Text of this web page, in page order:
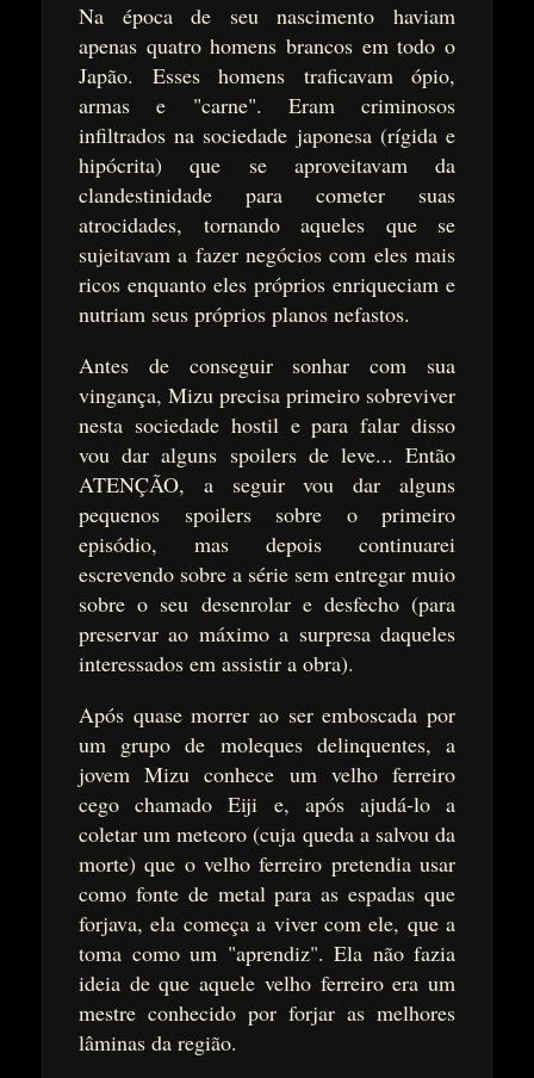
Na época de seu nascimento haviam
apenas quatro homens brancos em todo o
Japão. Esses homens traficavam ópio,
armas e "carne". Eram criminosos
infiltrados na sociedade japonesa (rígida e
hipócrita) que se aproveitavam da
clandestinidade para cometer suas
atrocidades, tornando aqueles que se
sujeitavam a fazer negócios com eles mais
ricos enquanto eles próprios enriqueciam e
nutriam seus próprios planos nefastos.
Antes de conseguir sonhar com sua
vingança, Mizu precisa primeiro sobreviver
nesta sociedade hostil e para falar disso
vou dar alguns spoilers de leve... Então
ATENÇÃO, a seguir vou dar alguns
pequenos spoilers sobre o primeiro
episódio, mas depois continuarei
escrevendo sobre a série sem entregar muio
sobre o seu desenrolar e desfecho (para
preservar ao máximo a surpresa daqueles
interessados em assistir a obra).
Após quase morrer ao ser emboscada por
um grupo de moleques delinquentes, a
jovem Mizu conhece um velho ferreiro
cego chamado Eiji e, após ajudá-lo a
coletar um meteoro (cuja queda a salvou da
morte) que o velho ferreiro pretendia usar
como fonte de metal para as espadas que
forjava, ela começa a viver com ele, que a
toma como um "aprendiz". Ela não fazia
ideia de que aquele velho ferreiro era um
mestre conhecido por forjar as melhores
lâminas da região.